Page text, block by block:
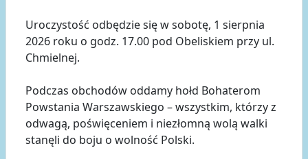
Uroczystość odbędzie się w sobotę, 1 sierpnia
2026 roku o godz. 17.00 pod Obeliskiem przy ul.
Chmielnej.
Podczas obchodów oddamy hołd Bohaterom
Powstania Warszawskiego – wszystkim, którzy z
odwagą, poświęceniem i niezłomną wolą walki
stanęli do boju o wolność Polski.